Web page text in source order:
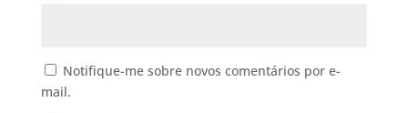
Notifique-me sobre novos comentários por e-
mail.